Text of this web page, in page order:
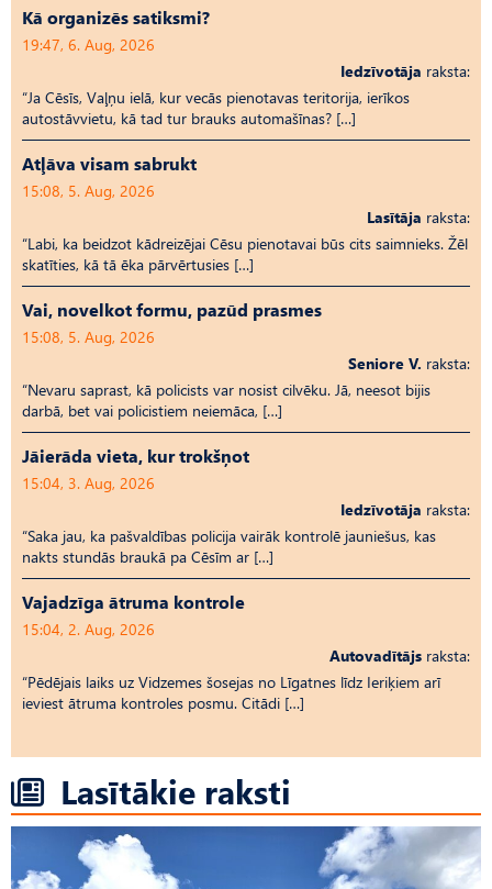
Kā organizēs satiksmi?
19:47, 6. Aug, 2026
Iedzīvotāja raksta:
“Ja Cēsīs, Vaļņu ielā, kur vecās pienotavas teritorija, ierīkos
autostāvvietu, kā tad tur brauks automašīnas? […]
Atļāva visam sabrukt
15:08, 5. Aug, 2026
Lasītāja raksta:
“Labi, ka beidzot kādreizējai Cēsu pienotavai būs cits saimnieks. Žēl
skatīties, kā tā ēka pārvērtusies […]
Vai, novelkot formu, pazūd prasmes
15:08, 5. Aug, 2026
Seniore V. raksta:
“Nevaru saprast, kā policists var nosist cilvēku. Jā, neesot bijis
darbā, bet vai policistiem neiemāca, […]
Jāierāda vieta, kur trokšņot
15:04, 3. Aug, 2026
Iedzīvotāja raksta:
“Saka jau, ka pašvaldības policija vairāk kontrolē jauniešus, kas
nakts stundās braukā pa Cēsīm ar […]
Vajadzīga ātruma kontrole
15:04, 2. Aug, 2026
Autovadītājs raksta:
“Pēdējais laiks uz Vid­ze­mes šosejas no Līgatnes līdz Ieriķiem arī
ieviest ātruma kontroles posmu. Citādi […]
Lasītākie raksti